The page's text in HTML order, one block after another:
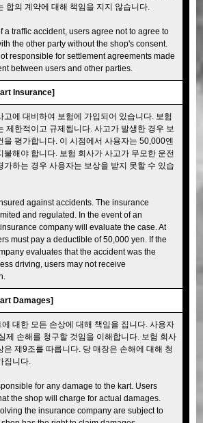
합의 계약에 대해 책임을 지지 않습니다.
a traffic accident, users agree not to agree to
the other party without the shop's consent.
responsible for settlement agreements made
between users and other parties.
Insurance]
고에 대비하여 보험에 가입되어 있습니다. 보험
제한적이고 규제됩니다. 사고가 발생한 경우 보
을 평가합니다. 이 시점에서 사용자는 50,000엔
불해야 합니다. 보험 회사가 사고가 무모한 운전
가하는 경우 사용자는 보상을 받지 못할 수 있습
against accidents. The insurance
and regulated. In the event of an
company will evaluate the case. At
must pay a deductible of 50,000 yen. If the
evaluates that the accident was the
driving, users may not receive
Damages]
대한 모든 손상에 대해 책임을 집니다. 사용자
제 손해를 청구할 것임을 이해합니다. 보험 회사
은 제9조를 따릅니다. 당 매장은 손해에 대해 청
집니다.
for any damage to the kart. Users
the shop will charge for actual damages.
the insurance company are subject to